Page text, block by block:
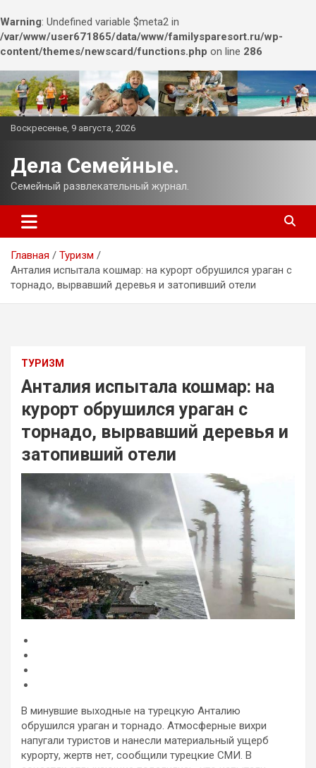
Warning: Undefined variable $meta2 in
/var/www/user671865/data/www/familysparesort.ru/wp-
content/themes/newscard/functions.php on line 286
Перейти
к
содержимому
Воскресенье, 9 августа, 2026
Дела Семейные.
Семейный развлекательный журнал.
Главная
Туризм
Анталия испытала кошмар: на курорт обрушился ураган с
торнадо, вырвавший деревья и затопивший отели
ТУРИЗМ
Анталия испытала кошмар: на
курорт обрушился ураган с
торнадо, вырвавший деревья и
затопивший отели
В минувшие выходные на турецкую Анталию
обрушился ураган и торнадо. Атмосферные вихри
напугали туристов и нанесли материальный ущерб
курорту, жертв нет, сообщили турецкие СМИ. В